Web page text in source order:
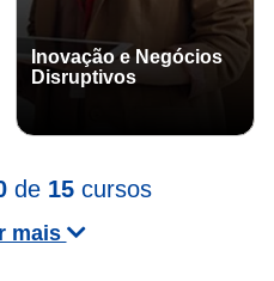
Inovação e Negócios
Disruptivos
de 15 cursos
mais